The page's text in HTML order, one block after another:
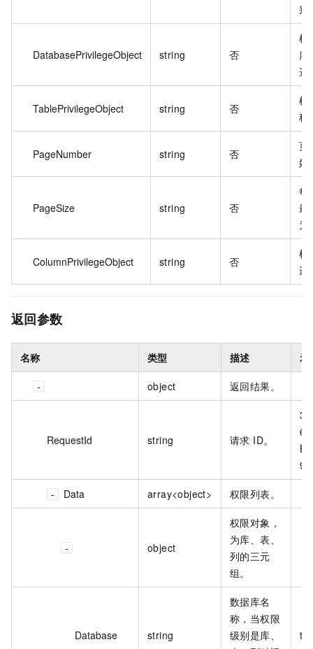
别
DatabasePrivilegeObject string 否
根
库
选
TablePrivilegeObject string 否
根
称
PageNumber string 否
页
始
PageSize string 否
每
最
为
ColumnPrivilegeObject string 否
根
进
返回参数
名称 类型 描述 示
object 返回结果。
RequestId string 请求 ID。
Data array<object> 权限列表。
object
权限对象，
为库、表、
列的三元
组。
Database string
数据库名
称，当权限
级别是库、